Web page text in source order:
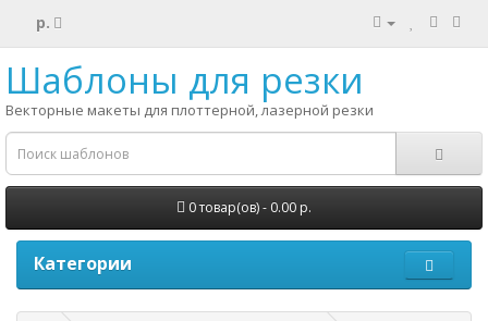
р.
Шаблоны для резки
Векторные макеты для плоттерной, лазерной резки
0 товар(ов) - 0.00 р.
Категории